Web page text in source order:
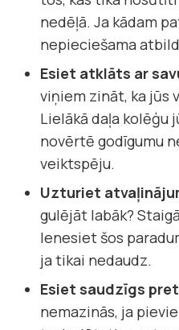
nedēļā. Ja kādam
nepieciešama
Esiet atklāts ar
viņiem zināt, ka jūs
Lielākā daļa kolēģu
novērtē godīgumu
veiktspēju.
Uzturiet
gulējāt labāk?
Ienesiet šos
ja tikai nedaudz.
Esiet saudzīgs
nemazinās, ja